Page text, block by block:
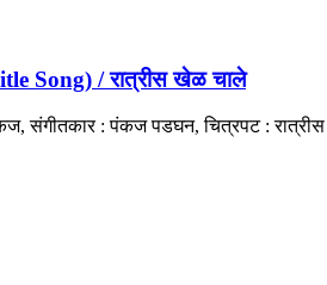
Song) / रात्रीस खेळ चाले
संगीतकार : पंकज पडघन, चित्रपट :